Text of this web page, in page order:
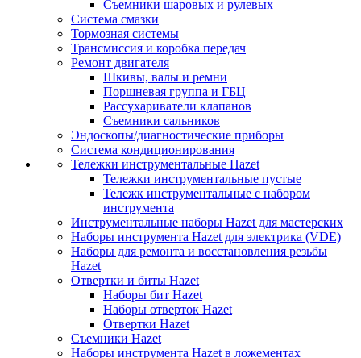
Съемники шаровых и рулевых
Система смазки
Тормозная системы
Трансмиссия и коробка передач
Ремонт двигателя
Шкивы, валы и ремни
Поршневая группа и ГБЦ
Рассухариватели клапанов
Съемники сальников
Эндоскопы/диагностические приборы
Система кондиционирования
Тележки инструментальные Hazet
Тележки инструментальные пустые
Тележк инструментальные с набором
инструмента
Инструментальные наборы Hazet для мастерских
Наборы инструмента Hazet для электрика (VDE)
Наборы для ремонта и восстановления резьбы
Hazet
Отвертки и биты Hazet
Наборы бит Hazet
Наборы отверток Hazet
Отвертки Hazet
Съемники Hazet
Наборы инструмента Hazet в ложементах